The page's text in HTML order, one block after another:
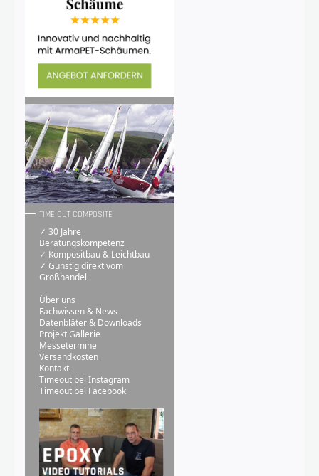
TIME OUT COMPOSITE
✓ 30 Jahre
Beratungskompetenz
✓ Kompositbau & Leichtbau
✓ Günstig direkt vom
Großhandel
Über uns
Fachwissen & News
Datenbläter & Downloads
Projekt Gallerie
Messetermine
Versandkosten
Kontakt
Timeout bei Instagram
Timeout bei Facebook